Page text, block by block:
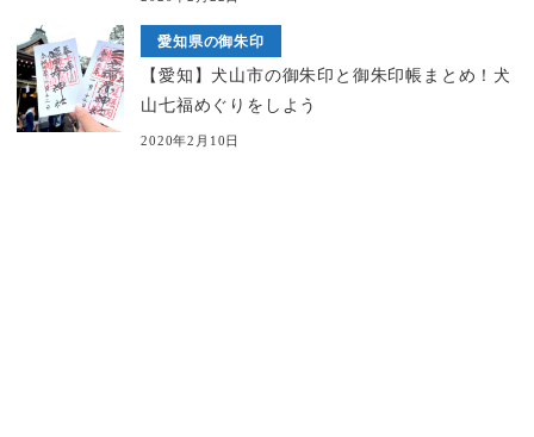
愛知県の御朱印
【愛知】犬山市の御朱印と御朱印帳まとめ！犬
山七福めぐりをしよう
2020年2月10日